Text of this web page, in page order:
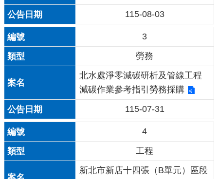
115-08-03
3
勞務
北水處淨零減碳研析及管線工程
減碳作業參考指引勞務採購
115-07-31
4
工程
新北市新店⼗四張（B單元）區段